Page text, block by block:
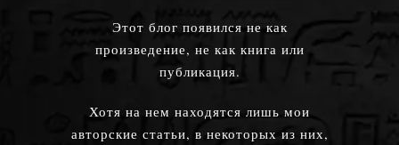
Этот блог появился не как
произведение, не как книга или
публикация.
Хотя на нем находятся лишь мои
авторские статьи, в некоторых из них,